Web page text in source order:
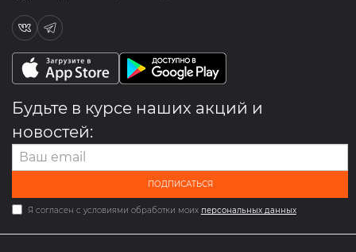
Будьте в курсе наших акций и
новостей:
ПОДПИСАТЬСЯ
Я согласен с условиями обработки моих персональных данных